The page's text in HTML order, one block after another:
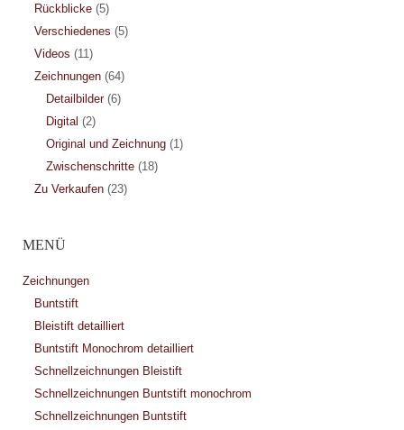
Rückblicke(5)
Verschiedenes (5)
Videos (11)
Zeichnungen(64)
Detailbilder(6)
Digital (2)
Original und Zeichnung(1)
Zwischenschritte(18)
Zu Verkaufen(23)
MENÜ
Zeichnungen
Buntstift
Bleistift detailliert
Buntstift Monochrom detailliert
Schnellzeichnungen Bleistift
Schnellzeichnungen Buntstift monochrom
Schnellzeichnungen Buntstift